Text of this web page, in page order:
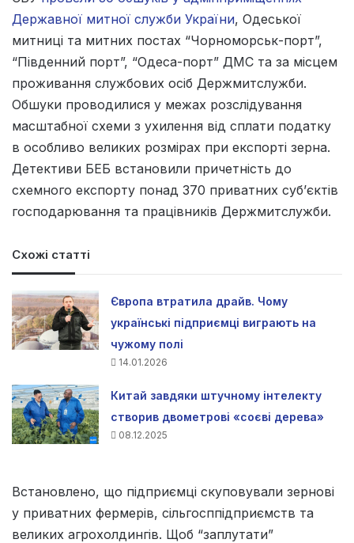
Державної митної служби України, Одеської
митниці та митних постах “Чорноморськ-порт”,
“Південний порт”, “Одеса-порт” ДМС та за місцем
проживання службових осіб Держмитслужби.
Обшуки проводилися у межах розслідування
масштабної схеми з ухилення від сплати податку
в особливо великих розмірах при експорті зерна.
Детективи БЕБ встановили причетність до
схемного експорту понад 370 приватних суб’єктів
господарювання та працівників Держмитслужби.
Схожі статті
Європа втратила драйв. Чому
українські підприємці виграють на
чужому полі
14.01.2026
Китай завдяки штучному інтелекту
створив двометрові «соєві дерева»
08.12.2025
Встановлено, що підприємці скуповували зернові
у приватних фермерів, сільгосппідприємств та
великих агрохолдингів. Щоб “заплутати”